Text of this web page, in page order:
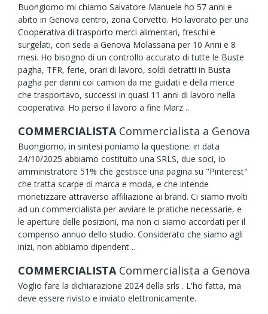
Buongiorno mi chiamo Salvatore Manuele ho 57 anni e
abito in Genova centro, zona Corvetto. Ho lavorato per una
Cooperativa di trasporto merci alimentari, freschi e
surgelati, con sede a Genova Molassana per 10 Anni e 8
mesi. Ho bisogno di un controllo accurato di tutte le Buste
pagha, TFR, ferie, orari di lavoro, soldi detratti in Busta
pagha per danni coi camion da me guidati e della merce
che trasportavo, successi in quasi 11 anni di lavoro nella
cooperativa. Ho perso il lavoro a fine Marz ..
COMMERCIALISTA Commercialista a Genova
Buongiorno, in sintesi poniamo la questione: in data
24/10/2025 abbiamo costituito una SRLS, due soci, io
amministratore 51% che gestisce una pagina su "Pinterest"
che tratta scarpe di marca e moda, e che intende
monetizzare attraverso affiliazione ai brand. Ci siamo rivolti
ad un commercialista per avviare le pratiche necessarie, e
le aperture delle posizioni, ma non ci siamo accordati per il
compenso annuo dello studio. Considerato che siamo agli
inizi, non abbiamo dipendent ..
COMMERCIALISTA Commercialista a Genova
Voglio fare la dichiarazione 2024 della srls . L'ho fatta, ma
deve essere rivisto e inviato elettronicamente.